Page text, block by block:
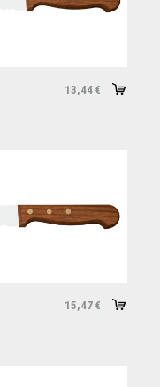
13,44 €
15,47 €